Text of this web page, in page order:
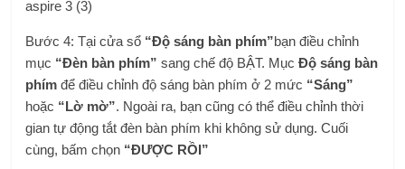
Bước 4: Tại cửa sổ “Độ sáng bàn phím”bạn điều chỉnh
mục “Đèn bàn phím” sang chế độ BẬT. MụcĐộ sáng bàn
phím để điều chỉnh độ sáng bàn phím ở 2 mức “Sáng”
hoặc “Lờ mờ”. Ngoài ra, bạn cũng có thể điều chỉnh thời
gian tự động tắt đèn bàn phím khi không sử dụng. Cuối
cùng, bấm chọn “ĐƯỢC RỒI”